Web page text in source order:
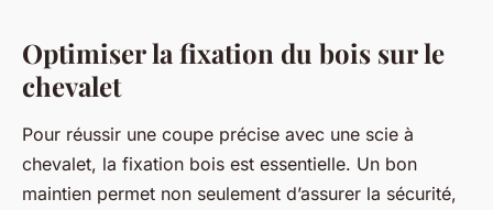
Optimiser la fixation du bois sur le
chevalet
Pour réussir une coupe précise avec une scie à
chevalet, la fixation bois est essentielle. Un bon
maintien permet non seulement d’assurer la sécurité,